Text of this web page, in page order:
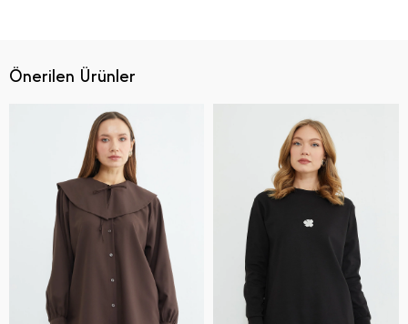
Önerilen Ürünler